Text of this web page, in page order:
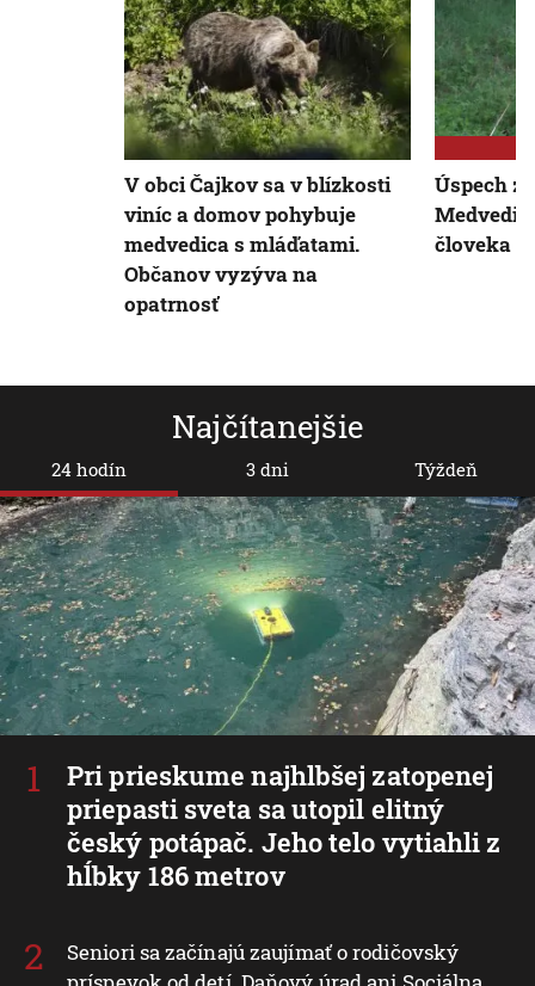
Najčítanejšie
24 hodín
Pri prieskume najhlbšej zatopenej
priepasti sveta sa utopil elitný
český potápač. Jeho telo vytiahli z
hĺbky 186 metrov
Seniori sa začínajú zaujímať o rodičovský
3 dni Týždeň
V obci Čajkov sa v blízkosti
viníc a domov pohybuje
medvedica s mláďatami.
Občanov vyzýva na
opatrnosť
Úspech
človeka v